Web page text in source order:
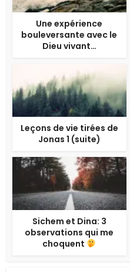
Une expérience
bouleversante avec le
Dieu vivant…
Leçons de vie tirées de
Jonas 1 (suite)
Sichem et Dina: 3
observations qui me
choquent